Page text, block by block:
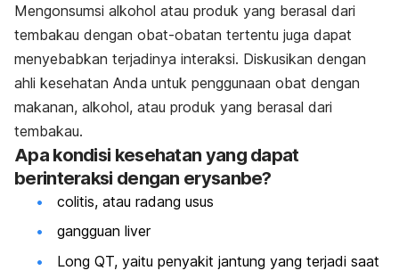
Mengonsumsi alkohol atau produk yang berasal dari
tembakau dengan obat-obatan tertentu juga dapat
menyebabkan terjadinya interaksi. Diskusikan dengan
ahli kesehatan Anda untuk penggunaan obat dengan
makanan, alkohol, atau produk yang berasal dari
tembakau.
Apa kondisi kesehatan yang dapat
berinteraksi dengan erysanbe?
colitis, atau radang usus
gangguan liver
Long QT, yaitu penyakit jantung yang terjadi saat